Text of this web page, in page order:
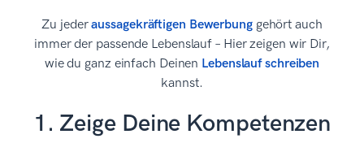
Zu jederaussagekräftigen Bewerbunggehört auch
immer der passende Lebenslauf – Hier zeigen wir Dir,
wie du ganz einfach Deinen Lebenslauf schreiben
kannst.
1. Zeige Deine Kompetenzen